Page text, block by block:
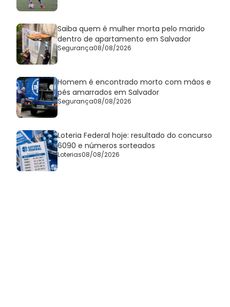
Saiba quem é mulher morta pelo marido
dentro de apartamento em Salvador
Segurança08/08/2026
Homem é encontrado morto com mãos e
pés amarrados em Salvador
Segurança08/08/2026
Loteria Federal hoje: resultado do concurso
6090 e números sorteados
Loterias08/08/2026